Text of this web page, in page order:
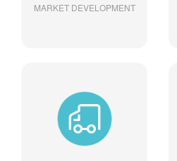
MARKET DEVELOPMENT